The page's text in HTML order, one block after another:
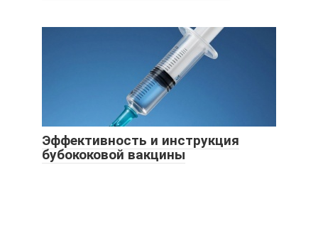
Эффективность и инструкция
бубококовой вакцины